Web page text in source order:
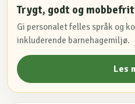
Trygt, godt og
Gi personalet felles språk og
inkluderende barnehagemiljø.
Les